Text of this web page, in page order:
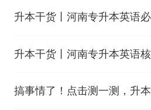
升本干货丨河南专升本英语
升本干货丨河南专升本英语
搞事情了！点击测一测，升